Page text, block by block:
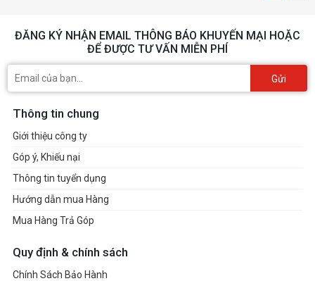
ĐĂNG KÝ NHẬN EMAIL THÔNG BÁO KHUYẾN MẠI HOẶC
ĐỂ ĐƯỢC TƯ VẤN MIỄN PHÍ
Gửi
Thông tin chung
Giới thiệu công ty
Góp ý, Khiếu nại
Thông tin tuyển dụng
Hướng dẫn mua Hàng
Mua Hàng Trả Góp
Quy định & chính sách
Chính Sách Bảo Hành